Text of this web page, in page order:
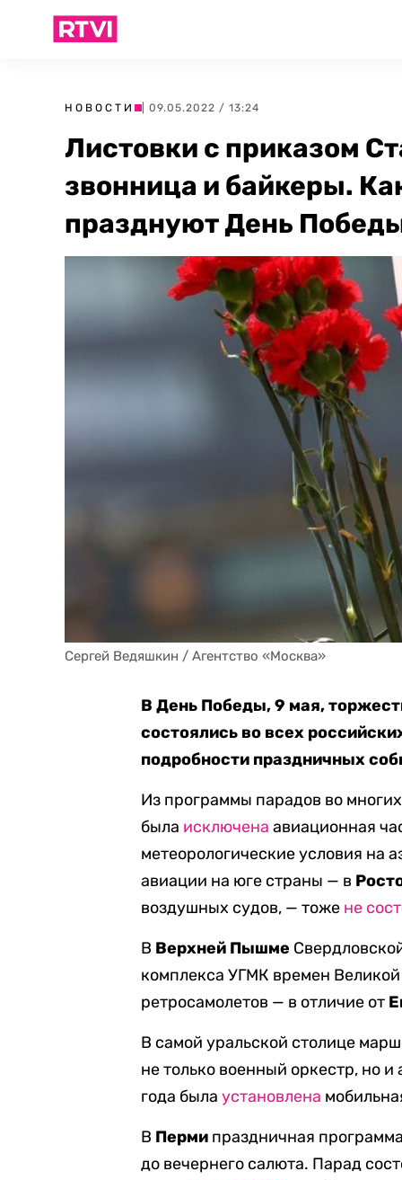
НОВОСТИ | 09.05.2022 / 13:24
Листовки с приказом
звонница и байкеры.
празднуют День
Сергей Ведяшкин / Агентство «Москва»
В День Победы, 9 мая,
состоялись во всех
подробности праздничных
Из программы парадов во
была исключена авиационная
метеорологические условия на
авиации на юге страны — в
воздушных судов, — тоже не
В Верхней Пышме
комплекса УГМК времен
ретросамолетов — в отличие от
В самой уральской столице
не только военный оркестр, но
года былаустановлена
В Перми праздничная
до вечернего салюта. Парад